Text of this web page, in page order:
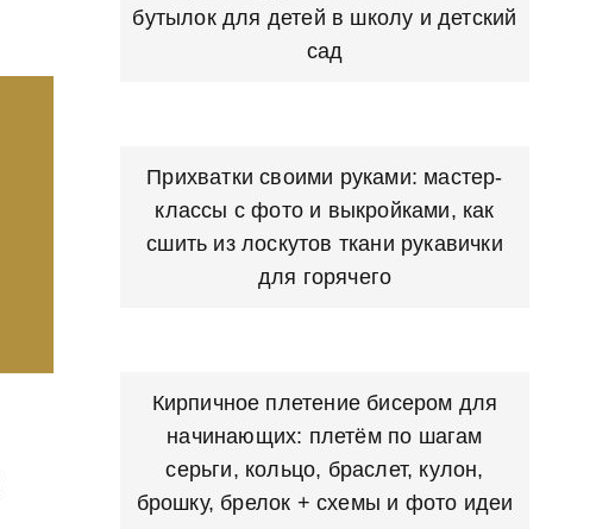
бутылок для детей в школу и детский
сад
Прихватки своими руками: мастер-
классы с фото и выкройками, как
сшить из лоскутов ткани рукавички
для горячего
Кирпичное плетение бисером для
начинающих: плетём по шагам
серьги, кольцо, браслет, кулон,
брошку, брелок + схемы и фото идеи